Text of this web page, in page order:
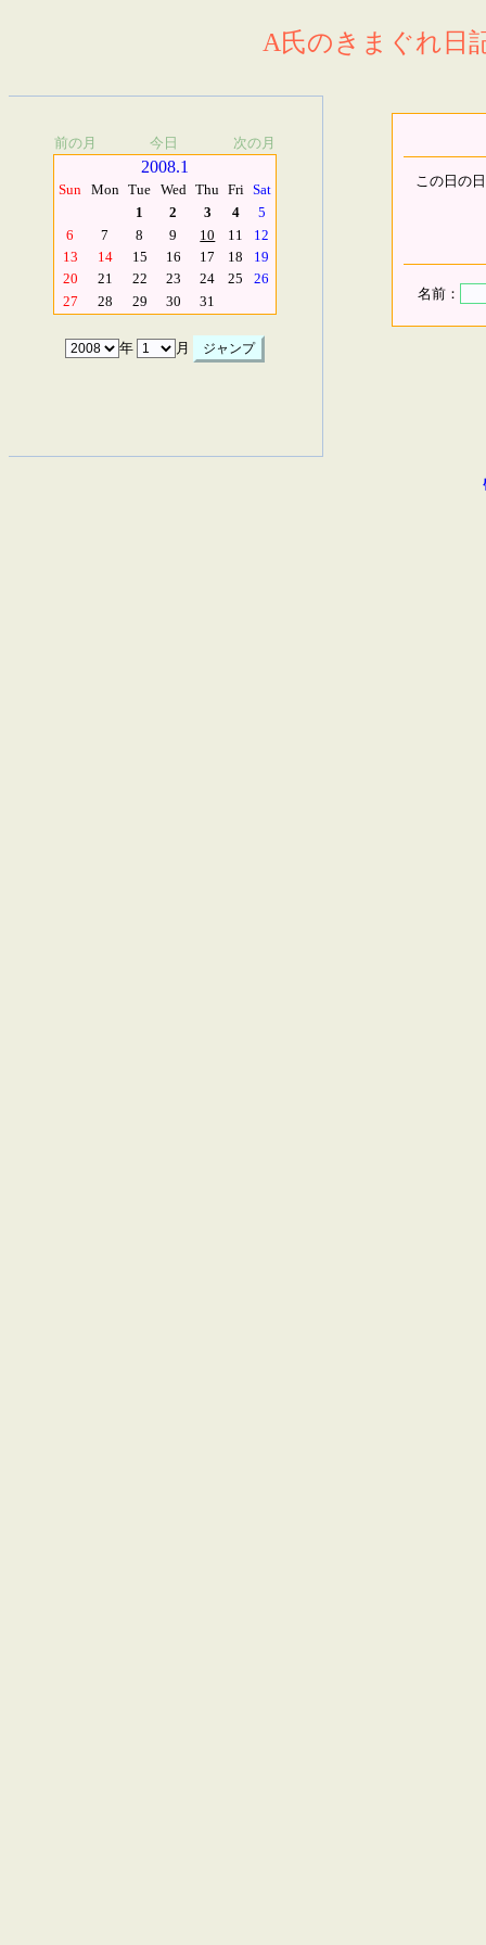
A氏のきまぐれ日
前の月 今日 次の月
2008.1
Sun Mon Tue Wed Thu Fri Sat
1
2 3 4
5
6
7 8 9 10 11
12
13
14 15 16 17 18
19
20
21 22 23 24 25
26
27
28 29 30 31
年 月
この日の
名前：